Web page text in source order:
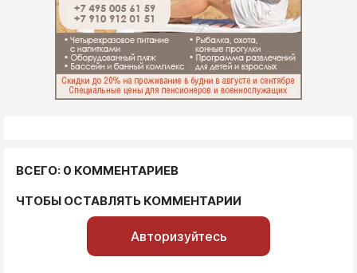
ВСЕГО: 0 КОММЕНТАРИЕВ
ЧТОБЫ ОСТАВЛЯТЬ КОММЕНТАРИИ
Авторизуйтесь